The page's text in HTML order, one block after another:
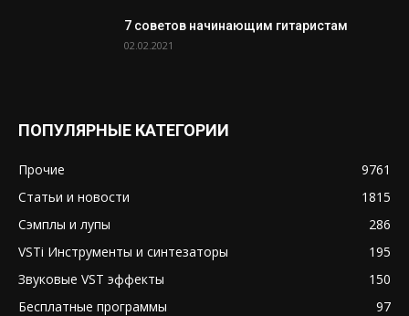
7 советов начинающим гитаристам
02.02.2021
ПОПУЛЯРНЫЕ КАТЕГОРИИ
Прочие
9761
Статьи и новости
1815
Сэмплы и лупы
286
VSTi Инструменты и синтезаторы
195
Звуковые VST эффекты
150
Бесплатные программы
97